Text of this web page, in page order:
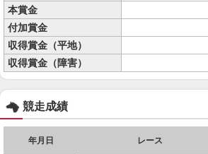
本賞金
付加賞金
収得賞金（平地）
収得賞金（障害）
競走成績
年月日 レース